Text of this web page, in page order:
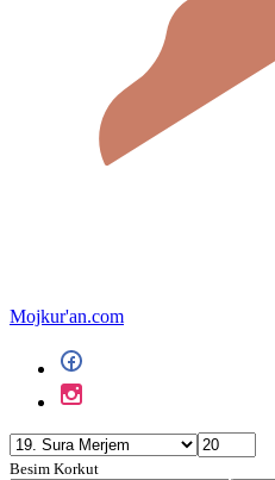
Mojkur'an.com
Besim Korkut